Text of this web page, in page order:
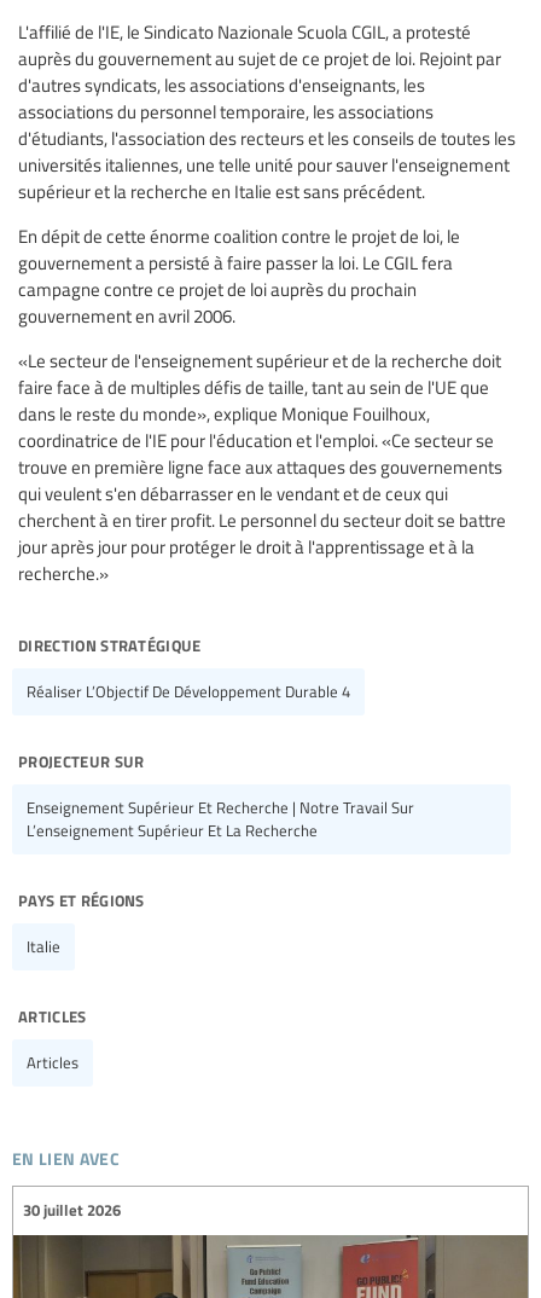
L'affilié de l'IE, le Sindicato Nazionale Scuola CGIL, a protesté
auprès du gouvernement au sujet de ce projet de loi. Rejoint par
d'autres syndicats, les associations d'enseignants, les
associations du personnel temporaire, les associations
d'étudiants, l'association des recteurs et les conseils de toutes les
universités italiennes, une telle unité pour sauver l'enseignement
supérieur et la recherche en Italie est sans précédent.
En dépit de cette énorme coalition contre le projet de loi, le
gouvernement a persisté à faire passer la loi. Le CGIL fera
campagne contre ce projet de loi auprès du prochain
gouvernement en avril 2006.
«Le secteur de l'enseignement supérieur et de la recherche doit
faire face à de multiples défis de taille, tant au sein de l'UE que
dans le reste du monde», explique Monique Fouilhoux,
coordinatrice de l'IE pour l'éducation et l'emploi. «Ce secteur se
trouve en première ligne face aux attaques des gouvernements
qui veulent s'en débarrasser en le vendant et de ceux qui
cherchent à en tirer profit. Le personnel du secteur doit se battre
jour après jour pour protéger le droit à l'apprentissage et à la
recherche.»
direction stratégique
Réaliser L’Objectif De Développement Durable 4
projecteur sur
Enseignement Supérieur Et Recherche | Notre Travail Sur
L’enseignement Supérieur Et La Recherche
pays et régions
Italie
articles
Articles
en lien avec
30 juillet 2026